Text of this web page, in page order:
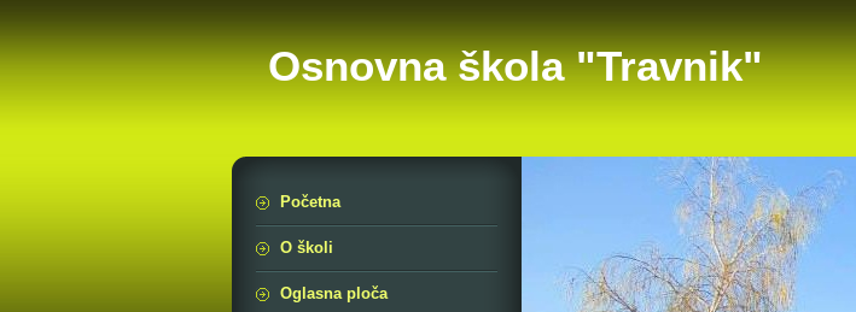
Osnovna škola "Travnik"
Početna
O školi
Oglasna ploča